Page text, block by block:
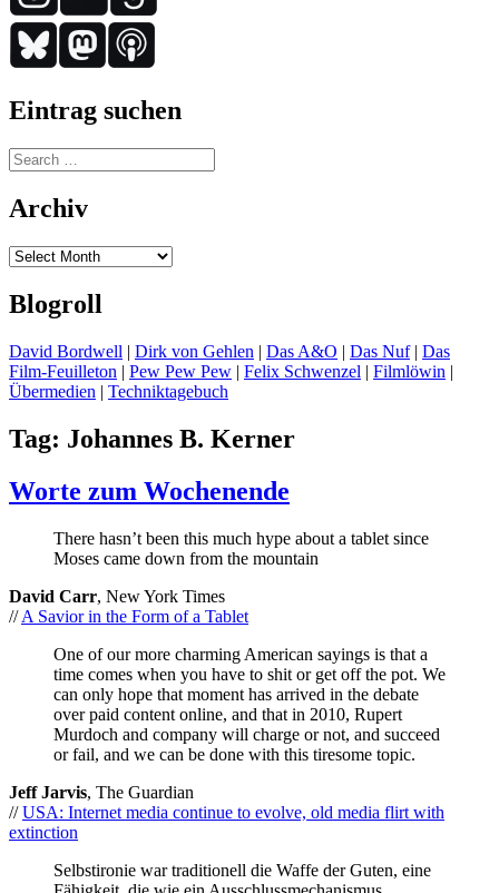
Eintrag suchen
Search
for:
Archiv
Archiv
Blogroll
David Bordwell | Dirk von Gehlen | Das A&O | Das Nuf| Das
Film-Feuilleton | Pew Pew Pew | Felix Schwenzel | Filmlöwin |
Übermedien | Techniktagebuch
Tag: Johannes B. Kerner
Worte zum Wochenende
There hasn’t been this much hype about a tablet since
Moses came down from the mountain
David Carr, New York Times
//A Savior in the Form of a Tablet
One of our more charming American sayings is that a
time comes when you have to shit or get off the pot. We
can only hope that moment has arrived in the debate
over paid content online, and that in 2010, Rupert
Murdoch and company will charge or not, and succeed
or fail, and we can be done with this tiresome topic.
Jeff Jarvis, The Guardian
//USA: Internet media continue to evolve, old media flirt with
extinction
Selbstironie war traditionell die Waffe der Guten, eine